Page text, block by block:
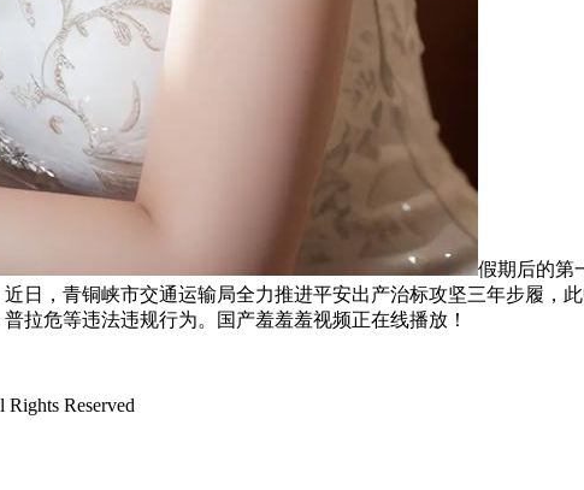
假期后的第
日，青铜峡市交通运输局全力推进平安出产治标攻坚三年步履，
拉危等违法违规行为。国产羞羞羞视频正在线播放！
Reserved